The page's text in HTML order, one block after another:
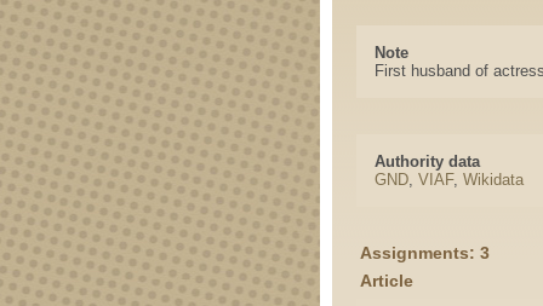
Note
First husband of
Authority data
GND, VIAF, Wikidata
Assignments: 3
Article